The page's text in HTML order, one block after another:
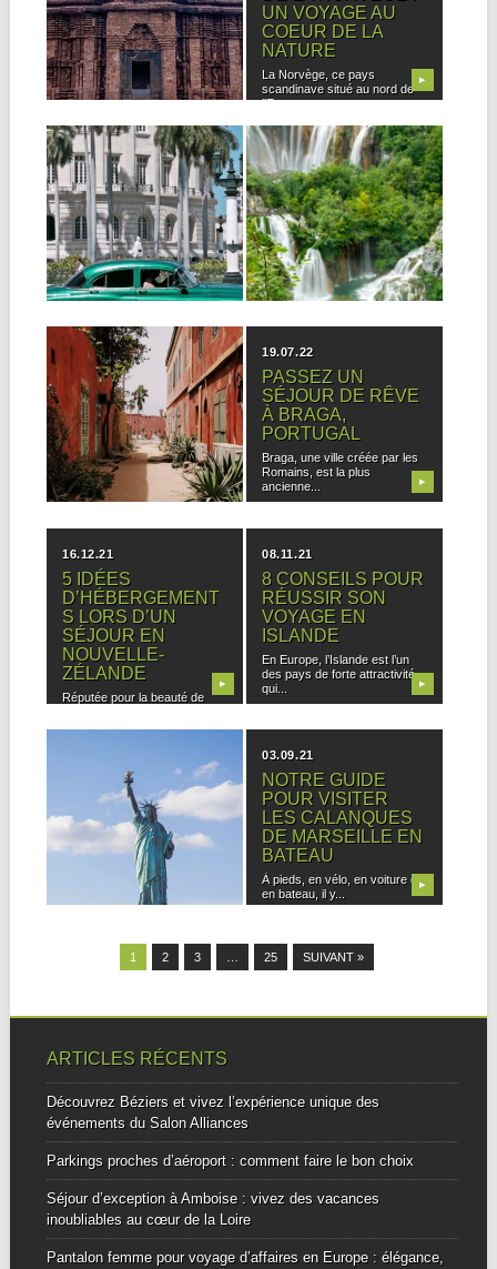
PAYS DE LA
DIVERSITÉ ET DE
LA SPIRITUALITÉ
Nichée entre les montagnes
de l’Himalaya et les vagues
chaudes de...
▶
UN VOYAGE AU
COEUR DE LA
NATURE
La Norvège, ce pays
scandinave situé au nord de
l’Europe, est...
▶
16.04.23
CUBA, ENTRE
HISTOIRE ET
MODERNITÉ : UN
VOYAGE
INOUBLIABLE
Cuba, terre de contrastes et
de métissage, est une
destination incontournable...
▶
20.02.23
A LA
DÉCOUVERTE DE
LA CROATIE
Explorer la Croatie C’est une
aventure vraiment
passionnante. Les régions
côtières...
▶
30.01.23
A LA
DÉCOUVERTE DU
SÉNÉGAL
Présentation du Sénégal Le
Sénégal est un pays situé en
Afrique...
▶
19.07.22
PASSEZ UN
SÉJOUR DE RÊVE
À BRAGA,
PORTUGAL
Braga, une ville créée par les
Romains, est la plus
ancienne...
▶
16.12.21
5 IDÉES
D’HÉBERGEMENT
S LORS D’UN
SÉJOUR EN
NOUVELLE-
ZÉLANDE
Réputée pour la beauté de
▶
08.11.21
8 CONSEILS POUR
RÉUSSIR SON
VOYAGE EN
ISLANDE
En Europe, l’Islande est l’un
des pays de forte attractivité
qui...
▶
POURQUOI
CHOISIR LES
ETATS-UNIS
COMME
DESTINATION DE
VACANCES ?
Pour les vacances, de plus en
03.09.21
NOTRE GUIDE
POUR VISITER
LES CALANQUES
DE MARSEILLE EN
BATEAU
À pieds, en vélo, en voiture ou
en bateau, il y...
▶
1 2 3 … 25 SUIVANT »
ARTICLES RÉCENTS
Découvrez Béziers et vivez l’expérience unique des
événements du Salon Alliances
Parkings proches d’aéroport : comment faire le bon choix
Séjour d’exception à Amboise : vivez des vacances
inoubliables au cœur de la Loire
Pantalon femme pour voyage d’affaires en Europe : élégance,